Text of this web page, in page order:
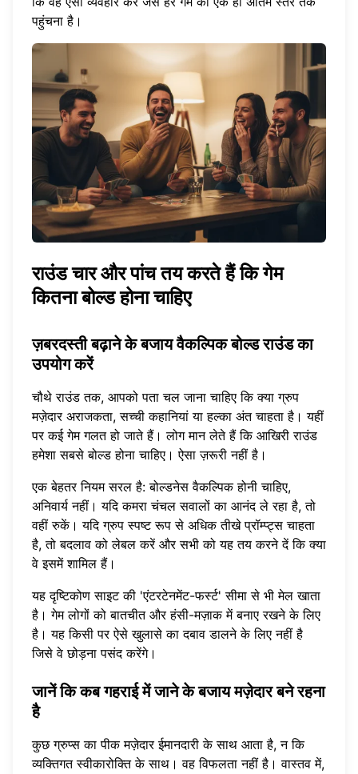
पहुंचना है।
राउंड चार और पांच तय करते हैं कि गेम
कितना बोल्ड होना चाहिए
ज़बरदस्ती बढ़ाने के बजाय वैकल्पिक बोल्ड राउंड का
उपयोग करें
चौथे राउंड तक, आपको पता चल जाना चाहिए कि क्या ग्रुप
मज़ेदार अराजकता, सच्ची कहानियां या हल्का अंत चाहता है। यहीं
पर कई गेम गलत हो जाते हैं। लोग मान लेते हैं कि आखिरी राउंड
हमेशा सबसे बोल्ड होना चाहिए। ऐसा ज़रूरी नहीं है।
एक बेहतर नियम सरल है: बोल्डनेस वैकल्पिक होनी चाहिए,
अनिवार्य नहीं। यदि कमरा चंचल सवालों का आनंद ले रहा है, तो
वहीं रुकें। यदि ग्रुप स्पष्ट रूप से अधिक तीखे प्रॉम्प्ट्स चाहता
है, तो बदलाव को लेबल करें और सभी को यह तय करने दें कि क्या
वे इसमें शामिल हैं।
यह दृष्टिकोण साइट की 'एंटरटेनमेंट-फर्स्ट' सीमा से भी मेल खाता
है। गेम लोगों को बातचीत और हंसी-मज़ाक में बनाए रखने के लिए
है। यह किसी पर ऐसे खुलासे का दबाव डालने के लिए नहीं है
जिसे वे छोड़ना पसंद करेंगे।
जानें कि कब गहराई में जाने के बजाय मज़ेदार बने रहना
है
कुछ ग्रुप्स का पीक मज़ेदार ईमानदारी के साथ आता है, न कि
व्यक्तिगत स्वीकारोक्ति के साथ। वह विफलता नहीं है। वास्तव में,